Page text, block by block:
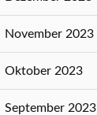
November 2023
Oktober 2023
September 2023